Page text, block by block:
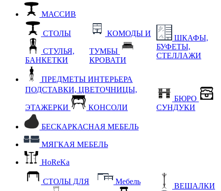
МАССИВ
СТОЛЫ
СТУЛЬЯ,
БАНКЕТКИ
КОМОДЫ И
ТУМБЫ
КРОВАТИ
ШКАФЫ,
БУФЕТЫ,
СТЕЛЛАЖИ
ПРЕДМЕТЫ ИНТЕРЬЕРА
ПОДСТАВКИ, ЦВЕТОЧНИЦЫ,
ЭТАЖЕРКИ КОНСОЛИ
БЮРО
СУНДУКИ
БЕСКАРКАСНАЯ МЕБЕЛЬ
МЯГКАЯ МЕБЕЛЬ
HoReKa
СТОЛЫ ДЛЯ Мебель
ВЕШАЛКИ